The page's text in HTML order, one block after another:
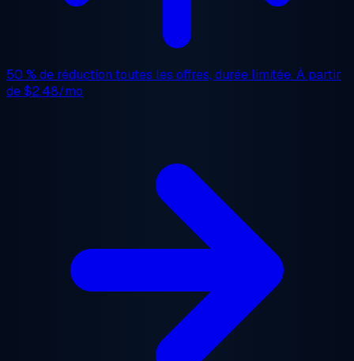
50 % de réduction toutes les offres, durée limitée. À partir
de$2.48/mo